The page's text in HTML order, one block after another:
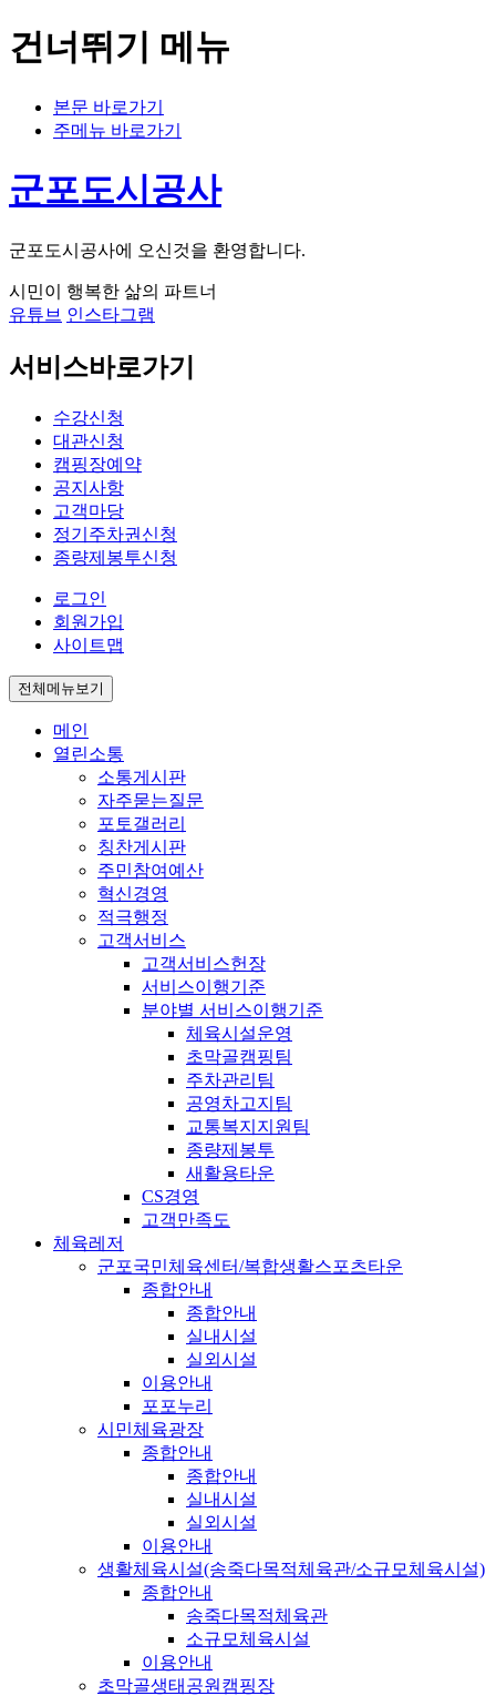
건너뛰기 메뉴
본문 바로가기
주메뉴 바로가기
군포도시공사
군포도시공사에 오신것을 환영합니다.
시민이 행복한 삶의 파트너
유튜브 인스타그램
서비스바로가기
수강신청
대관신청
캠핑장예약
공지사항
고객마당
정기주차권신청
종량제봉투신청
로그인
회원가입
사이트맵
전체메뉴보기
메인
열린소통
소통게시판
자주묻는질문
포토갤러리
칭찬게시판
주민참여예산
혁신경영
적극행정
고객서비스
고객서비스헌장
서비스이행기준
분야별 서비스이행기준
체육시설운영
초막골캠핑팀
주차관리팀
공영차고지팀
교통복지지원팀
종량제봉투
새활용타운
CS경영
고객만족도
체육레저
군포국민체육센터/복합생활스포츠타운
종합안내
종합안내
실내시설
실외시설
이용안내
포포누리
시민체육광장
종합안내
종합안내
실내시설
실외시설
이용안내
생활체육시설(송죽다목적체육관/소규모체육시설)
종합안내
송죽다목적체육관
소규모체육시설
이용안내
초막골생태공원캠핑장